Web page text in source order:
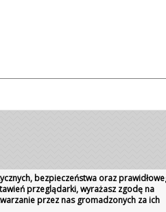
bezpieczeństwa oraz
przeglądarki, wyrażasz zgodę na
przez nas gromadzonych za ich